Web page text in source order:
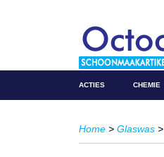
ACTIES CHEMIE
Home > Glaswas >